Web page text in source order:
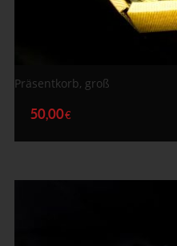
Präsentkorb, groß
50,00€